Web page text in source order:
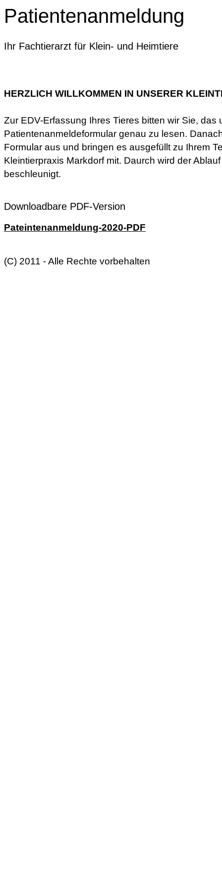
Patientenanmeldung
Ihr Fachtierarzt für Klein- und Heimtiere
HERZLICH WILLKOMMEN IN UNSERER
Zur EDV-Erfassung Ihres Tieres bitten wir Sie, das
Patientenanmeldeformular genau zu lesen.
Formular aus und bringen es ausgefüllt zu Ihrem
Kleintierpraxis Markdorf mit. Daurch wird der
beschleunigt.
Downloadbare PDF-Version
Pateintenanmeldung-2020-PDF
(C) 2011 - Alle Rechte vorbehalten